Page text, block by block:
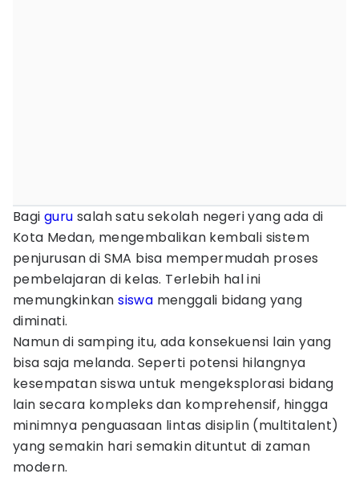
Bagi guru salah satu sekolah negeri yang ada di
Kota Medan, mengembalikan kembali sistem
penjurusan di SMA bisa mempermudah proses
pembelajaran di kelas. Terlebih hal ini
memungkinkansiswa menggali bidang yang
diminati.
Namun di samping itu, ada konsekuensi lain yang
bisa saja melanda. Seperti potensi hilangnya
kesempatan siswa untuk mengeksplorasi bidang
lain secara kompleks dan komprehensif, hingga
minimnya penguasaan lintas disiplin (multitalent)
yang semakin hari semakin dituntut di zaman
modern.